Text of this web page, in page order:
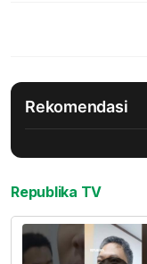
Rekomendasi
Republika TV